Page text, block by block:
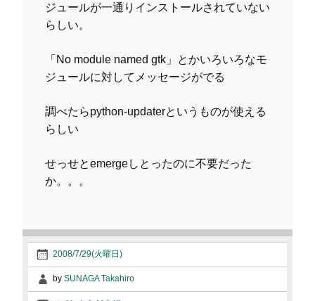
ジュールが一通りインストールされていない
らしい。
「No module named gtk」とかいろいろなモ
ジュールに対してメッセージがでる
調べたらpython-updaterというものが使える
らしい
せっせとemergeしとったのに不要だった
か。。。
2008/7/29(火曜日)
by SUNAGA Takahiro